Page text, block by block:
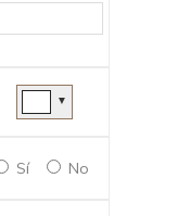
▼
Sí No